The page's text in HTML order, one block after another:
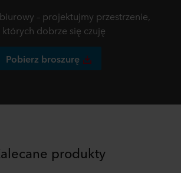
– projektujmy przestrzenie,
których dobrze się czuję
Pobierz broszurę
produkty